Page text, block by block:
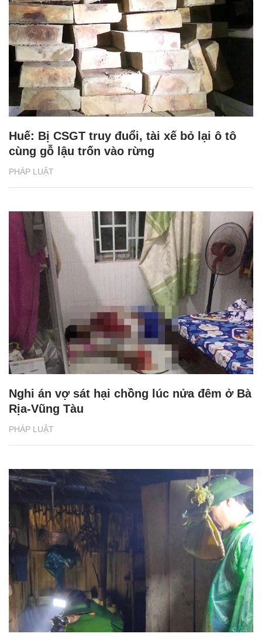
PHÁP LUẬT
Huế: Bị CSGT truy đuổi, tài xế bỏ lại ô tô
cùng gỗ lậu trốn vào rừng
PHÁP LUẬT
Nghi án vợ sát hại chồng lúc nửa đêm ở Bà
Rịa-Vũng Tàu